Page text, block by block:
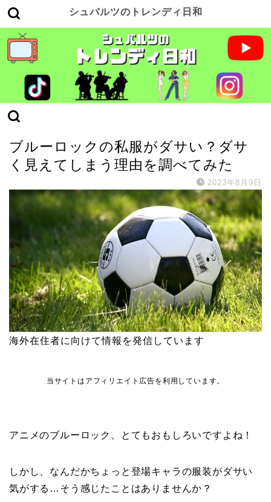
シュバルツのトレンディ日和
ブルーロックの私服がダサい？ダサ
く見えてしまう理由を調べてみた
2023年8月9日
海外在住者に向けて情報を発信しています
当サイトはアフィリエイト広告を利用しています。
アニメのブルーロック、とてもおもしろいですよね！
しかし、なんだかちょっと登場キャラの服装がダサい
気がする…そう感じたことはありませんか？